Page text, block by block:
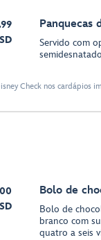
Panquecas
Servido com
Check nos cardápios
Bolo de
Bolo de
branco com
quatro a seis